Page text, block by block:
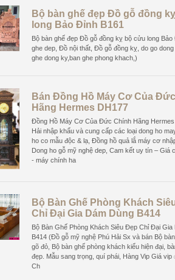
Bộ bàn ghế đẹp Đồ gỗ đồng
long Bảo Đỉnh B161
Bộ bàn ghế đẹp Đồ gỗ đồng kỵ bộ cửu long Bảo
ghe dep, Đồ nội thất, Đồ gỗ đồng kỵ, do go
ghe dong ky,ban ghe phong khach,)
Bán Đồng Hồ Máy Cơ Của
Hãng Hermes DH177
Đồng Hồ Máy Cơ Của Đức Chính Hãng
Hải nhập khẩu và cung cấp các loại dong ho
ho co mẫu độc & lạ, Đồng hồ quả lắ máy cơ
Dong ho gỗ mỹ nghệ dep, Cam kết uy tín – Giá
- máy chính ha
Bộ Bàn Ghế Phòng Khách
Chỉ Đại Gia Dám Dùng B414
Bộ Bàn Ghế Phòng Khách Siêu Đẹp Chỉ Đại Gia
B414 (Đồ gỗ mỹ nghệ Phú Hải Sx và bán Bộ
gõ đỏ, Bộ bàn ghế phòng khách kiểu hiện đại,
đẹp. Mẫu sang trọng, quí phái, Hàng Vip Giá vip
Ch